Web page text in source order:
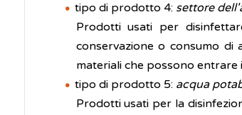
tipo di prodotto 4: settore
Prodotti usati per
conservazione o consumo di
materiali che possono
tipo di prodotto 5: acqua
Prodotti usati per la